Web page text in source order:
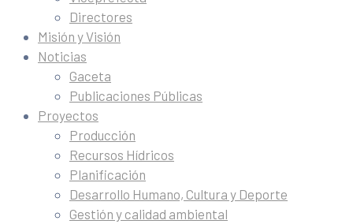
Directores
Misión y Visión
Noticias
Gaceta
Publicaciones Públicas
Proyectos
Producción
Recursos Hídricos
Planificación
Desarrollo Humano, Cultura y Deporte
Gestión y calidad ambiental